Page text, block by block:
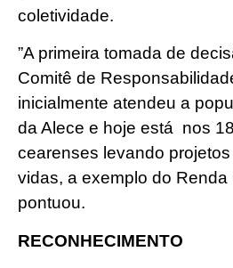
coletividade.
”A primeira tomada de
Comitê de
inicialmente atendeu a
da Alece e hoje está nos
cearenses levando
vidas, a exemplo do Renda
pontuou.
RECONHECIMENTO